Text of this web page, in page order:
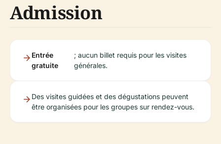
Admission
Entrée
gratuite
; aucun billet requis pour les visites
générales.
Des visites guidées et des dégustations peuvent
être organisées pour les groupes sur rendez-vous.